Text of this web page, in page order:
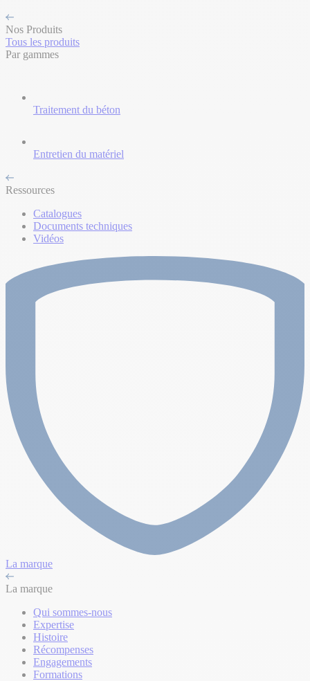
Nos Produits
Tous les produits
Par gammes
Traitement du béton
Entretien du matériel
Ressources
Catalogues
Documents techniques
Vidéos
La marque
La marque
Qui sommes-nous
Expertise
Histoire
Récompenses
Engagements
Formations